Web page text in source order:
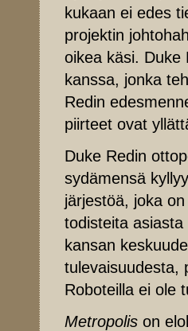
kukaan ei edes
projektin
oikea käsi. Duke
kanssa, jonka
Redin
piirteet ovat
Duke Redin
sydämensä
järjestöä, joka
todisteita
kansan
tulevaisuudesta,
Roboteilla ei ole
Metropolis on